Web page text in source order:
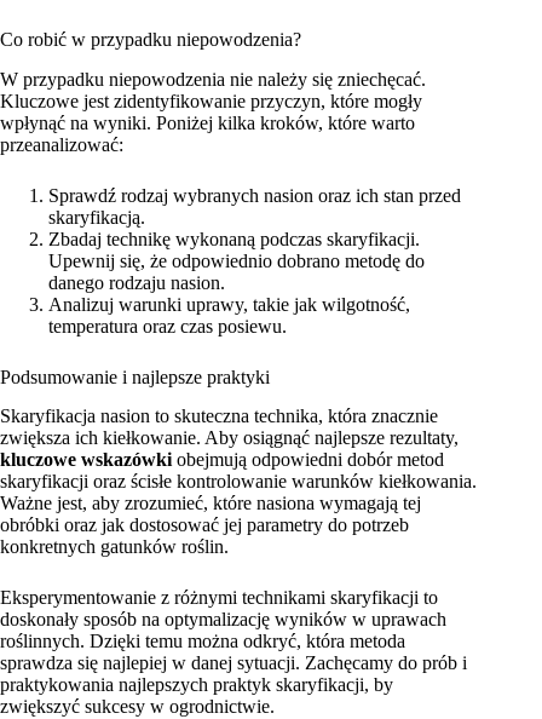
Co robić w przypadku niepowodzenia?
W przypadku niepowodzenia nie należy się zniechęcać.
Kluczowe jest zidentyfikowanie przyczyn, które mogły
wpłynąć na wyniki. Poniżej kilka kroków, które warto
przeanalizować:
Sprawdź rodzaj wybranych nasion oraz ich stan przed
skaryfikacją.
Zbadaj technikę wykonaną podczas skaryfikacji.
Upewnij się, że odpowiednio dobrano metodę do
danego rodzaju nasion.
Analizuj warunki uprawy, takie jak wilgotność,
temperatura oraz czas posiewu.
Podsumowanie i najlepsze praktyki
Skaryfikacja nasion to skuteczna technika, która znacznie
zwiększa ich kiełkowanie. Aby osiągnąć najlepsze rezultaty,
kluczowe wskazówki obejmują odpowiedni dobór metod
skaryfikacji oraz ścisłe kontrolowanie warunków kiełkowania.
Ważne jest, aby zrozumieć, które nasiona wymagają tej
obróbki oraz jak dostosować jej parametry do potrzeb
konkretnych gatunków roślin.
Eksperymentowanie z różnymi technikami skaryfikacji to
doskonały sposób na optymalizację wyników w uprawach
roślinnych. Dzięki temu można odkryć, która metoda
sprawdza się najlepiej w danej sytuacji. Zachęcamy do prób i
praktykowania najlepszych praktyk skaryfikacji, by
zwiększyć sukcesy w ogrodnictwie.